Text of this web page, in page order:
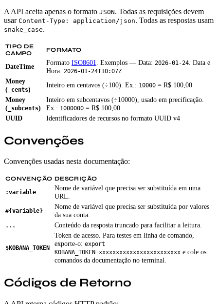
A API aceita apenas o formato JSON. Todas as requisições devem
usar Content-Type: application/json. Todas as respostas usam
snake_case.
TIPO DE
CAMPO
FORMATO
DateTime Formato ISO8601 . Exemplos — Data: 2026-01-24 . Data e
Hora: 2026-01-24T10:07Z
Money
( _cents)
Inteiro em centavos (÷100). Ex.: 10000 = R$ 100,00
Money
( _subcents)
Inteiro em subcentavos (÷10000), usado em precificação.
Ex.: 1000000 = R$ 100,00
UUID
Identificadores de recursos no formato UUID v4
Convenções
Convenções usadas nesta documentação:
CONVENÇÃO DESCRIÇÃO
:variable
Nome de variável que precisa ser substituída em uma
URL.
#{variable}
Nome de variável que precisa ser substituída por valores
da sua conta.
... Conteúdo da resposta truncado para facilitar a leitura.
$KOBANA_TOKEN
Token de acesso. Para testes em linha de comando,
exporte-o: export
KOBANA_TOKEN=xxxxxxxxxxxxxxxxxxxxxxxx e cole os
comandos da documentação no terminal.
Códigos de Retorno